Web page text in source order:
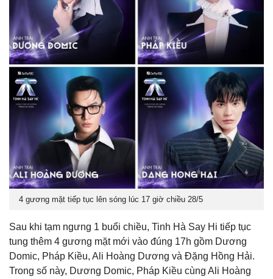
4 gương mặt tiếp tục lên sóng lúc 17 giờ chiều 28/5
Sau khi tạm ngưng 1 buổi chiều, Tinh Hà Say Hi tiếp tục
tung thêm 4 gương mặt mới vào đúng 17h gồm Dương
Domic, Pháp Kiều, Ali Hoàng Dương và Đặng Hồng Hải.
Trong số này, Dương Domic, Pháp Kiều cùng Ali Hoàng